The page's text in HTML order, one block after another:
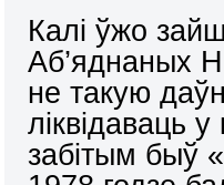
Калі ўжо
Аб’яднаных
не такую
ліквідаваць
забітым быў